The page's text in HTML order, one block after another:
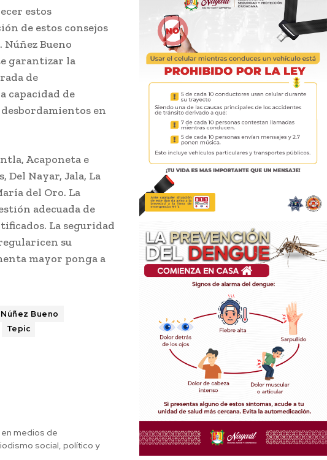
estos
de estos consejos
Bueno
garantizar la
de
capacidad de
en
Acaponeta e
Del Nayar, Jala, La
del Oro. La
adecuada de
La seguridad
su
mayor ponga a
Bueno
Tepic
medios de
social, político y